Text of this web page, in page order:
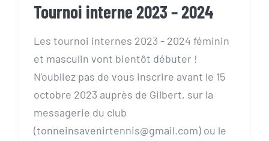
Tournoi interne 2023 – 2024
Les tournoi internes 2023 - 2024 féminin
et masculin vont bientôt débuter !
N'oubliez pas de vous inscrire avant le 15
octobre 2023 auprès de Gilbert, sur la
messagerie du club
(tonneinsavenirtennis@gmail.com) ou le